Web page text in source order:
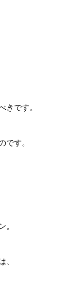
きです。
です。
。
、